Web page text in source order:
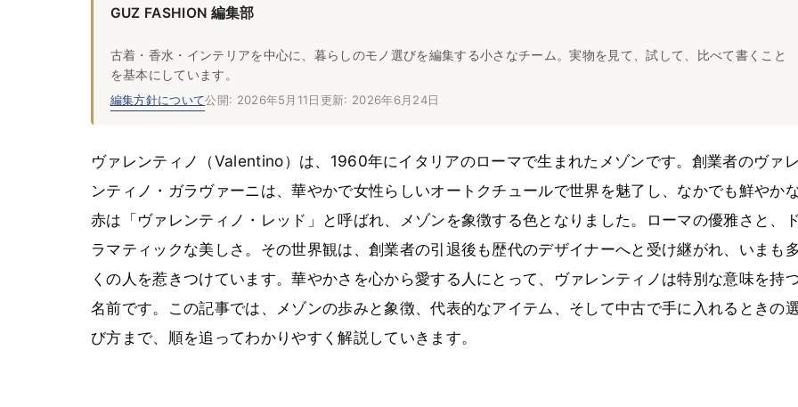
GUZ FASHION 編集部
古着・香水・インテリアを中心に、暮らしのモノ選びを編集する小さなチーム。実物を見て、試して、比べて書くこと
を基本にしています。
編集方針について公開: 2026年5月11日更新: 2026年6月24日
ヴァレンティノ（Valentino）は、1960年にイタリアのローマで生まれたメゾンです。創業者のヴァレ
ンティノ・ガラヴァーニは、華やかで女性らしいオートクチュールで世界を魅了し、なかでも鮮やか
赤は「ヴァレンティノ・レッド」と呼ばれ、メゾンを象徴する色となりました。ローマの優雅さと、ド
ラマティックな美しさ。その世界観は、創業者の引退後も歴代のデザイナーへと受け継がれ、いまも多
くの人を惹きつけています。華やかさを心から愛する人にとって、ヴァレンティノは特別な意味を持
名前です。この記事では、メゾンの歩みと象徴、代表的なアイテム、そして中古で手に入れるときの
び方まで、順を追ってわかりやすく解説していきます。